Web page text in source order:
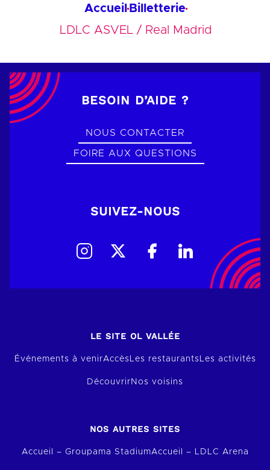
Accueil Billetterie
LDLC ASVEL / Real Madrid
BESOIN D’AIDE ?
NOUS CONTACTER
FOIRE AUX QUESTIONS
SUIVEZ-NOUS
LE SITE OL VALLÉE
Événements à venirAccèsLes restaurantsLes activités
Découvrir Nos voisins
NOS AUTRES SITES
Accueil – Groupama StadiumAccueil – LDLC Arena